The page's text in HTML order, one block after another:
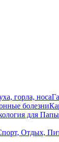
горла, носа
болезни
для Папы
Отдых,